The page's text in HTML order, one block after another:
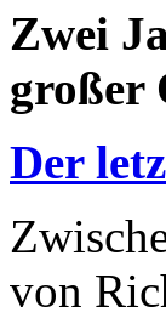
Zwei
großer
Der
von